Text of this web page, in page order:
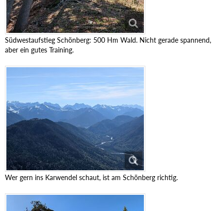
Südwestaufstieg Schönberg: 500 Hm Wald. Nicht gerade spannend,
aber ein gutes Training.
Wer gern ins Karwendel schaut, ist am Schönberg richtig.